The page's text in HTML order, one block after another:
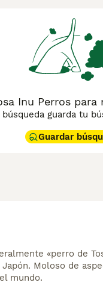
Inu Perros
guarda tu
Guardar
«perro de
Moloso de
mundo.